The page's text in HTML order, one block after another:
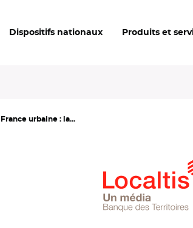
Dispositifs nationaux Produits et
urbaine : la...